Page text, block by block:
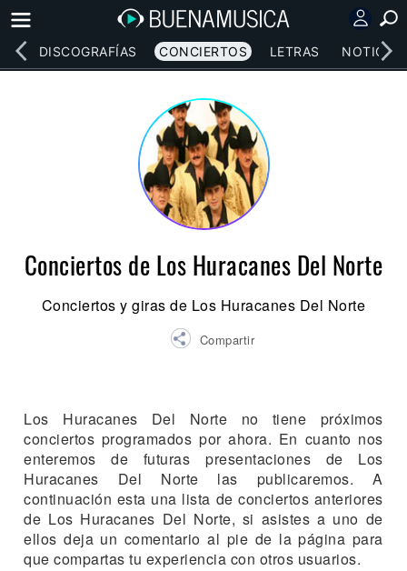
DISCOGRAFÍAS CONCIERTOS LETRAS NOTICIAS
Conciertos de Los Huracanes Del Norte
Conciertos y giras de Los Huracanes Del Norte
Compartir
Los Huracanes Del Norte no tiene próximos
conciertos programados por ahora. En cuanto nos
enteremos de futuras presentaciones de Los
Huracanes Del Norte las publicaremos. A
continuación esta una lista de conciertos anteriores
de Los Huracanes Del Norte, si asistes a uno de
ellos deja un comentario al pie de la página para
que compartas tu experiencia con otros usuarios.